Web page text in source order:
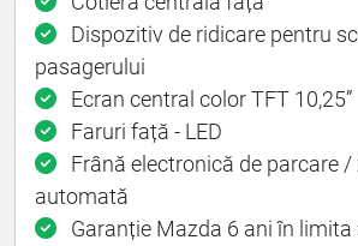
Dispozitiv de ridicare pentru
pasagerului
Ecran central color TFT 10,25”
Faruri față - LED
Frână electronică de parcare
automată
Garanție Mazda 6 ani în